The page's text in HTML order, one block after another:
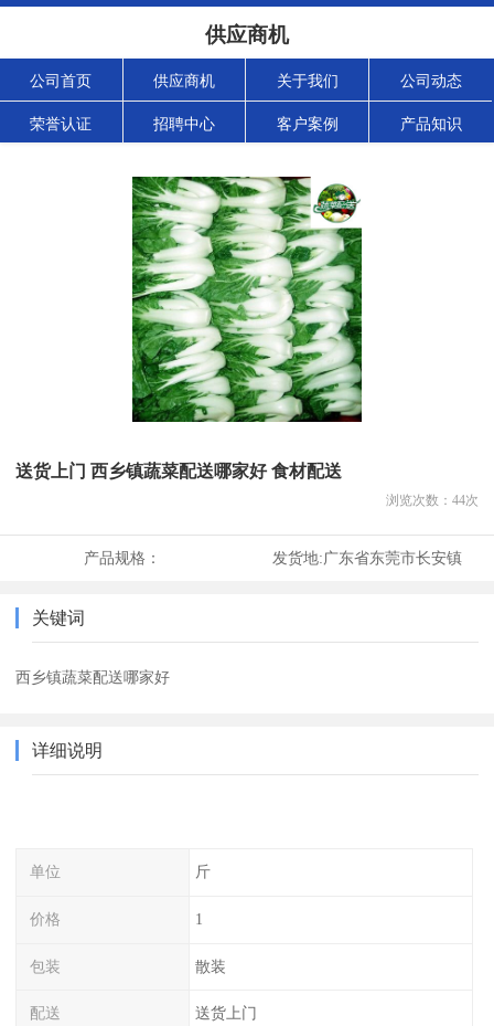
供应商机
公司首页 供应商机 关于我们 公司动态
荣誉认证 招聘中心 客户案例 产品知识
送货上门 西乡镇蔬菜配送哪家好 食材配送
浏览次数： 44次
产品规格： 发货地:广东省东莞市长安镇
关键词
西乡镇蔬菜配送哪家好
详细说明
单位 斤
价格 1
包装 散装
配送 送货上门